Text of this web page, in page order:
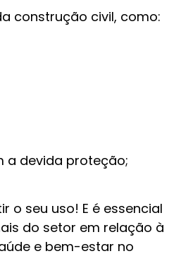
construção civil, como:
a devida proteção;
o seu uso! E é essencial
do setor em relação à
e bem-estar no